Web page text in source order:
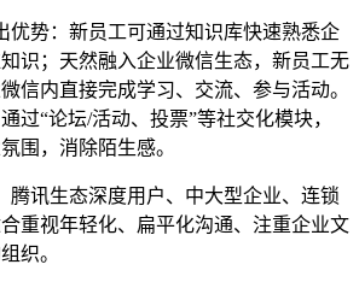
优势：新员工可通过知识库快速熟悉企
识；天然融入企业微信生态，新员工无
信内直接完成学习、交流、参与活动。
过“论坛/活动、投票”等社交化模块，
围，消除陌生感。
腾讯生态深度用户、中大型企业、连锁
重视年轻化、扁平化沟通、注重企业文
织。